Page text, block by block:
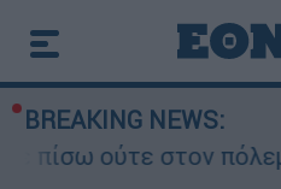
BREAKING NEWS:
πόλεμο ούτε